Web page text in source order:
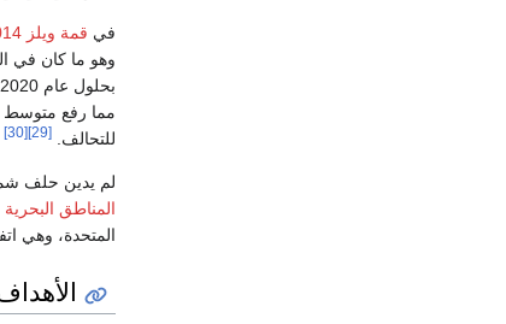
في قمة ويلز 2014
وهو ما كان في
مما رفع متوسط إنفاقها إلى 1.73٪ من
للتحالف.
[29]
[30]
لم يدين حلف
المناطق
المتحدة، وهي